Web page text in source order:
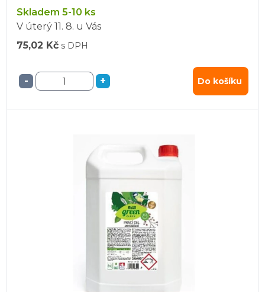
Skladem 5-10 ks
V úterý 11. 8. u Vás
75,02 Kč s DPH
- + Do košíku